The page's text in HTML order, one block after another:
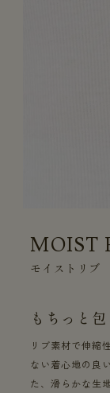
MOIST
モイストリブ
もちっと
リブ素材で伸縮
ない着心地の良
た、滑らかな生